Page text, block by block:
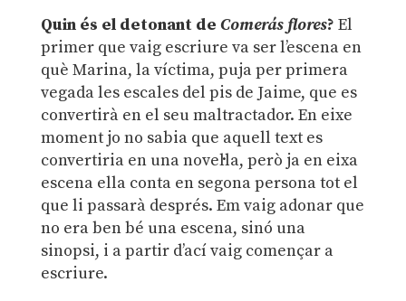
Quin és el detonant de Comerás flores? El
primer que vaig escriure va ser l’escena en
què Marina, la víctima, puja per primera
vegada les escales del pis de Jaime, que es
convertirà en el seu maltractador. En eixe
moment jo no sabia que aquell text es
convertiria en una novel·la, però ja en eixa
escena ella conta en segona persona tot el
que li passarà després. Em vaig adonar que
no era ben bé una escena, sinó una
sinopsi, i a partir d’ací vaig començar a
escriure.